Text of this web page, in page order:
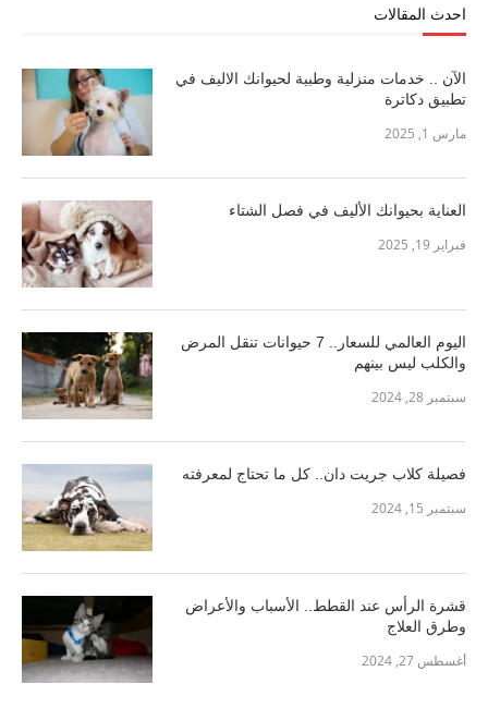
احدث المقالات
الآن .. خدمات منزلية وطبية لحيوانك الاليف في
تطبيق دكاترة
مارس 1, 2025
العناية بحيوانك الأليف في فصل الشتاء
فبراير 19, 2025
اليوم العالمي للسعار.. 7 حيوانات تنقل المرض
والكلب ليس بينهم
سبتمبر 28, 2024
فصيلة كلاب جريت دان.. كل ما تحتاج لمعرفته
سبتمبر 15, 2024
قشرة الرأس عند القطط.. الأسباب والأعراض
وطرق العلاج
أغسطس 27, 2024